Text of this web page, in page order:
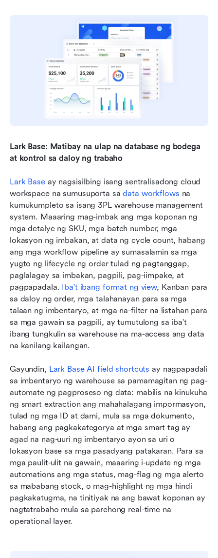
Lark Base: Matibay na ulap na database ng bodega
at kontrol sa daloy ng trabaho
Lark Base ay nagsisilbing isang sentralisadong cloud
workspace na sumusuporta sa data workflows na
kumukumpleto sa isang 3PL warehouse management
system. Maaaring mag-imbak ang mga koponan ng
mga detalye ng SKU, mga batch number, mga
lokasyon ng imbakan, at data ng cycle count, habang
ang mga workflow pipeline ay sumasalamin sa mga
yugto ng lifecycle ng order tulad ng pagtanggap,
paglalagay sa imbakan, pagpili, pag-iimpake, at
pagpapadala. Iba't ibang format ng view, Kanban para
sa daloy ng order, mga talahanayan para sa mga
talaan ng imbentaryo, at mga na-filter na listahan para
sa mga gawain sa pagpili, ay tumutulong sa iba't
ibang tungkulin sa warehouse na ma-access ang data
na kanilang kailangan.
Gayundin, Lark Base AI field shortcuts ay nagpapadali
sa imbentaryo ng warehouse sa pamamagitan ng pag-
automate ng pagproseso ng data: mabilis na kinukuha
ng smart extraction ang mahahalagang impormasyon,
tulad ng mga ID at dami, mula sa mga dokumento,
habang ang pagkakategorya at mga smart tag ay
agad na nag-uuri ng imbentaryo ayon sa uri o
lokasyon base sa mga pasadyang patakaran. Para sa
mga paulit-ulit na gawain, maaaring i-update ng mga
automations ang mga status, mag-flag ng mga alerto
sa mababang stock, o mag-highlight ng mga hindi
pagkakatugma, na tinitiyak na ang bawat koponan ay
nagtatrabaho mula sa parehong real-time na
operational layer.